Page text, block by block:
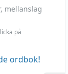
mellanslag
på
ordbok!